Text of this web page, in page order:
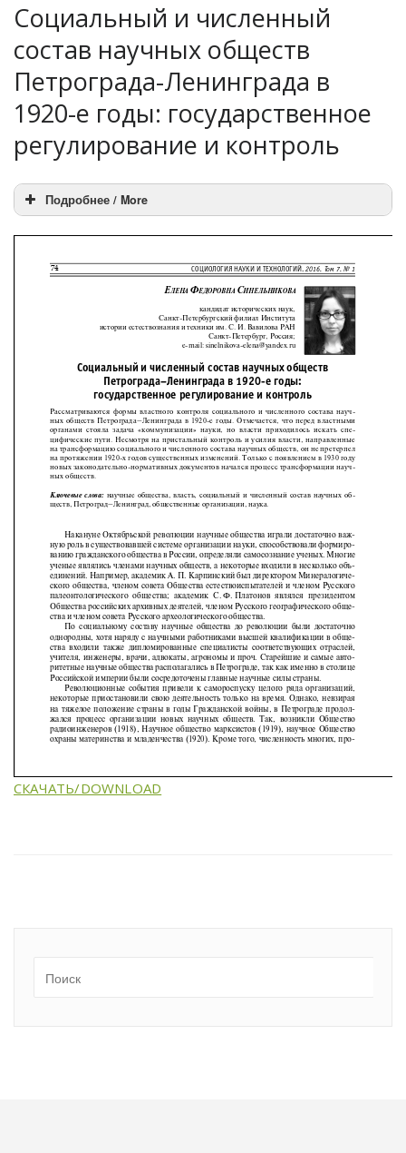
Социальный и численный
состав научных обществ
Петрограда-Ленинграда в
1920-е годы: государственное
регулирование и контроль
Подробнее / More
СКАЧАТЬ/DOWNLOAD